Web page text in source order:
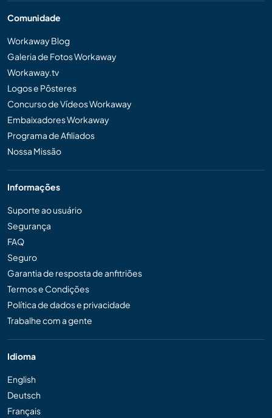
Comunidade
Workaway Blog
Galeria de Fotos Workaway
Workaway.tv
Logos e Pôsteres
Concurso de Vídeos Workaway
Embaixadores Workaway
Programa de Afiliados
Nossa Missão
Informações
Suporte ao usuário
Segurança
FAQ
Seguro
Garantia de resposta de anfitriões
Termos e Condições
Política de dados e privacidade
Trabalhe com a gente
Idioma
English
Deutsch
Français